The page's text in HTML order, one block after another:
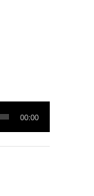
00:00